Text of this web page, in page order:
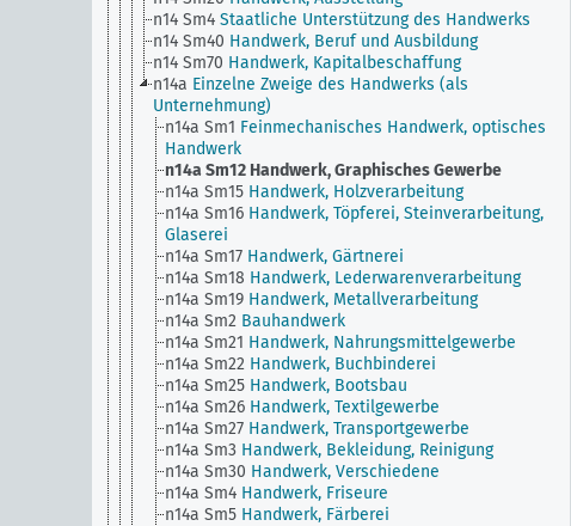
n14 Sm4 Staatliche Unterstützung des Handwerks
n14 Sm40 Handwerk, Beruf und Ausbildung
n14 Sm70 Handwerk, Kapitalbeschaffung
n14a Einzelne Zweige des Handwerks (als
Unternehmung)
n14a Sm1 Feinmechanisches Handwerk, optisches
Handwerk
n14a Sm12 Handwerk, Graphisches Gewerbe
n14a Sm15 Handwerk, Holzverarbeitung
n14a Sm16 Handwerk, Töpferei, Steinverarbeitung,
Glaserei
n14a Sm17 Handwerk, Gärtnerei
n14a Sm18 Handwerk, Lederwarenverarbeitung
n14a Sm19 Handwerk, Metallverarbeitung
n14a Sm2 Bauhandwerk
n14a Sm21 Handwerk, Nahrungsmittelgewerbe
n14a Sm22 Handwerk, Buchbinderei
n14a Sm25 Handwerk, Bootsbau
n14a Sm26 Handwerk, Textilgewerbe
n14a Sm27 Handwerk, Transportgewerbe
n14a Sm3 Handwerk, Bekleidung, Reinigung
n14a Sm30 Handwerk, Verschiedene
n14a Sm4 Handwerk, Friseure
n14a Sm5 Handwerk, Färberei